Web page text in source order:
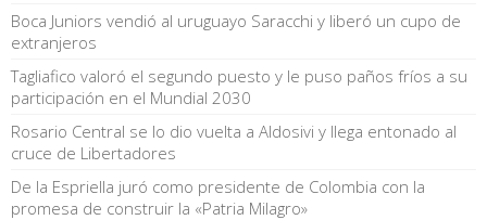
Boca Juniors vendió al uruguayo Saracchi y liberó un cupo de
extranjeros
Tagliafico valoró el segundo puesto y le puso paños fríos a su
participación en el Mundial 2030
Rosario Central se lo dio vuelta a Aldosivi y llega entonado al
cruce de Libertadores
De la Espriella juró como presidente de Colombia con la
promesa de construir la «Patria Milagro»